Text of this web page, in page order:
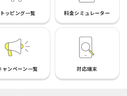
トッピング一覧 料金シミュレーター
ャンペーン一覧 対応端末